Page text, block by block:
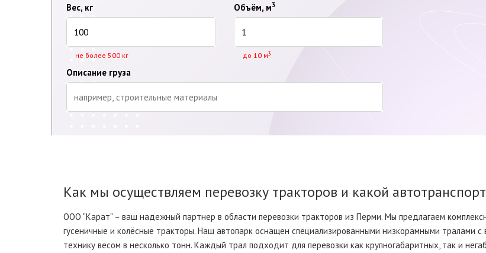
Вес, кг
не более 500 кг
Объём, м3
до 10 м3
Описание груза
Как мы осуществляем перевозку тракторов и какой
ООО "Карат" – ваш надежный партнер в области перевозки тракторов из Перми. Мы предлагаем
гусеничные и колёсные тракторы. Наш автопарк оснащен специализированными низкорамными тралами с
технику весом в несколько тонн. Каждый трал подходит для перевозки как крупногабаритных, так и